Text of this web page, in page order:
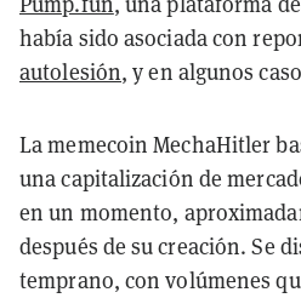
había sido asociada con
autolesión, y en algunos
La memecoin MechaHitler
una capitalización de
en un momento,
después de su creación. Se
temprano, con volúmenes